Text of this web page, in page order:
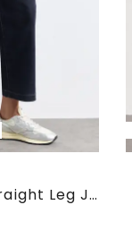
Mid Waist Straight Leg Jeans im Casual Fit